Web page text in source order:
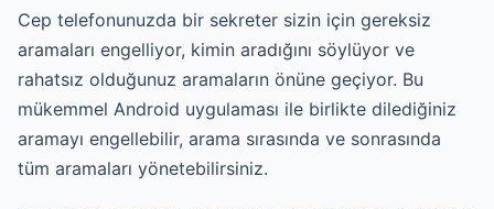
Cep telefonunuzda bir sekreter sizin için gereksiz
aramaları engelliyor, kimin aradığını söylüyor ve
rahatsız olduğunuz aramaların önüne geçiyor. Bu
mükemmel Android uygulaması ile birlikte dilediğiniz
aramayı engellebilir, arama sırasında ve sonrasında
tüm aramaları yönetebilirsiniz.